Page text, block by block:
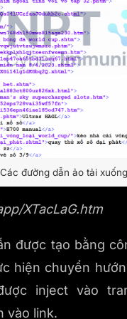
đường dẫn ảo tải
XTacLaG.htm
được tạo bằng
hiện chuyển
inject vào
vào link.